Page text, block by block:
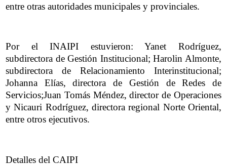
entre otras autoridades municipales y provinciales.
Por el INAIPI estuvieron: Yanet Rodríguez,
subdirectora de Gestión Institucional; Harolin Almonte,
subdirectora de Relacionamiento Interinstitucional;
Johanna Elías, directora de Gestión de Redes de
Servicios;Juan Tomás Méndez, director de Operaciones
y Nicauri Rodríguez, directora regional Norte Oriental,
entre otros ejecutivos.
Detalles del CAIPI